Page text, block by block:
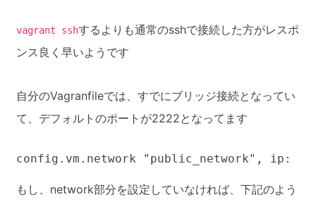
vagrant sshするよりも通常のsshで接続した方がレスポ
ンス良く早いようです
自分のVagranfileでは、すでにブリッジ接続となってい
て、デフォルトのポートが2222となってます
config.vm.network "public_network", ip:
もし、network部分を設定していなければ、下記のよう